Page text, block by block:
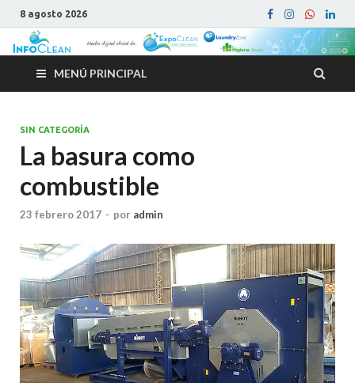
8 agosto 2026
MENÚ PRINCIPAL
SIN CATEGORÍA
La basura como
combustible
23 febrero 2017 - por admin